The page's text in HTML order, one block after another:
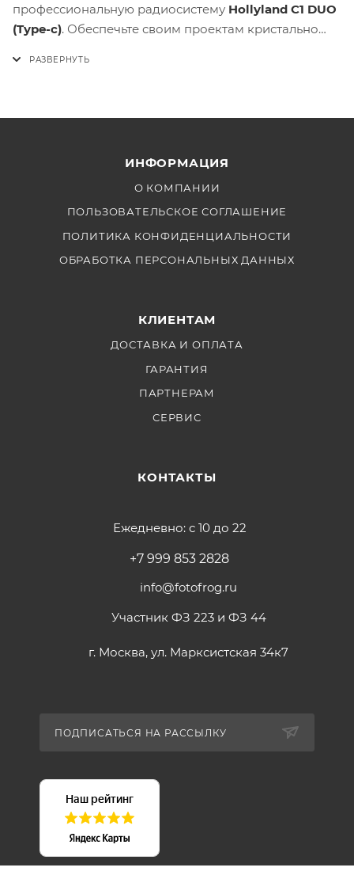
профессиональную радиосистему Hollyland C1 DUO
(Type-c). Обеспечьте своим проектам кристально
ИНФОРМАЦИЯ
О КОМПАНИИ
ПОЛЬЗОВАТЕЛЬСКОЕ СОГЛАШЕНИЕ
ПОЛИТИКА КОНФИДЕНЦИАЛЬНОСТИ
ОБРАБОТКА ПЕРСОНАЛЬНЫХ ДАННЫХ
КЛИЕНТАМ
ДОСТАВКА И ОПЛАТА
ГАРАНТИЯ
ПАРТНЕРАМ
СЕРВИС
КОНТАКТЫ
Ежедневно: с 10 до 22
+7 999 853 2828
info@fotofrog.ru
Участник ФЗ 223 и ФЗ 44
г. Москва, ул. Марксистская 34к7
ПОДПИСАТЬСЯ НА РАССЫЛКУ